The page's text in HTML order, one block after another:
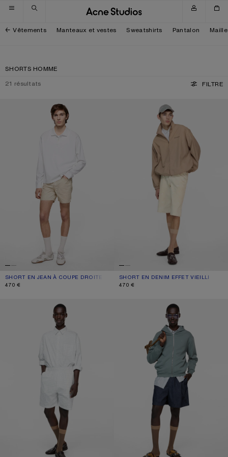
Passer à la navigation
Passer au contenu principal
Passer au bas de page
Vêtements Manteaux et vestes Sweatshirts Pantalon Maille
SHORTS HOMME
21 résultats FILTRE
SHORT EN JEAN À COUPE DROITE
SHORT EN JEAN À COUPE DROITE
COULEUR ACTUELLE: BLANC
PRIX : 470 €.
470 €
SHORT EN DENIM EFFET VIEILLI
SHORT EN DENIM EFFET VIEILLI
COULEUR ACTUELLE: BLANC
PRIX : 470 €.
470 €
SHORT DÉCONTRACTÉ À CARREAUX SHORT DENIM DÉCONTRACTÉ